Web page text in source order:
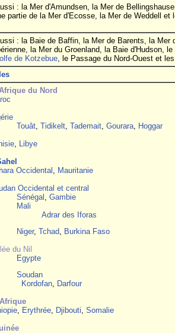
: la Mer d'Amundsen, la Mer de
partie de la Mer d'Ecosse, la Mer de Weddell
: la Baie de Baffin, la Mer de Barents, la Mer
la Mer du Groenland, la Baie d'Hudson,
de Kotzebue, le Passage du Nord-Ouest et
du Nord
Touât, Tidikelt, Tademait, Gourara, Hoggar
, Libye
Occidental, Mauritanie
Occidental et central
Sénégal , Gambie
Mali
Adrar des Iforas
Niger, Tchad, Burkina Faso
du Nil
Egypte
Soudan
Kordofan, Darfour
, Erythrée, Djibouti, Somalie